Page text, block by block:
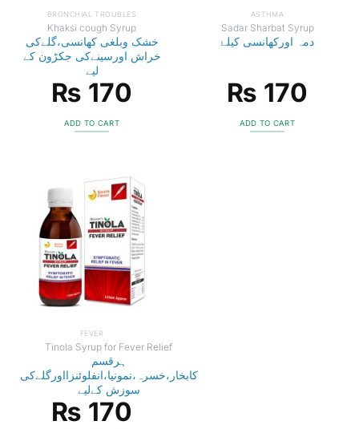
BRONCHIAL TROUBLES
Khaksi cough Syrup
خشک وبلغی کھانسی،گلےکی
خراش اورسینےکی جکڑون کے
لیے
₨ 170
ADD TO CART
ASTHMA
Sadar Sharbat Syrup
دمہ اورکھانسی کیلۓ
₨ 170
ADD TO CART
FEVER
Tinola Syrup for Fever Relief
ہرقسم
کابخار،خسرہ،نمونیا،انفلوئنزااورگلےکی
سوزش کےلیے
₨ 170